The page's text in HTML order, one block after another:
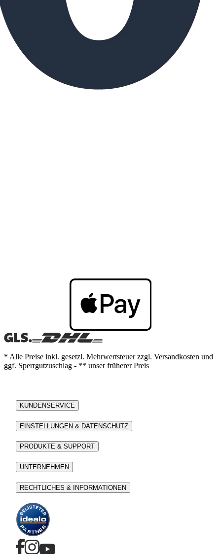
* Alle Preise inkl. gesetzl. Mehrwertsteuer zzgl. Versandkosten und
ggf. Sperrgutzuschlag - ** unser früherer Preis
KUNDENSERVICE
EINSTELLUNGEN & DATENSCHUTZ
PRODUKTE & SUPPORT
UNTERNEHMEN
RECHTLICHES & INFORMATIONEN